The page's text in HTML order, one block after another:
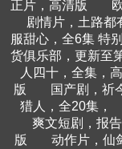
正片，高清版
剧情片，土路都
服甜心，全6集 特
货俱乐部，更新至
人四十，全集，
版
国产剧，祈
猎人，全20集，
爽文短剧，报
版
动作片，仙